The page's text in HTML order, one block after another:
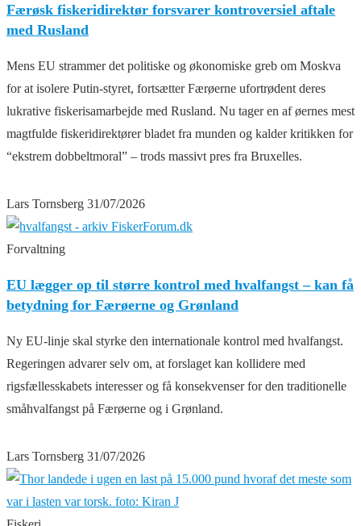
Færøsk fiskeridirektør forsvarer kontroversiel aftale
med Rusland
Mens EU strammer det politiske og økonomiske greb om Moskva
for at isolere Putin-styret, fortsætter Færøerne ufortrødent deres
lukrative fiskerisamarbejde med Rusland. Nu tager en af øernes mest
magtfulde fiskeridirektører bladet fra munden og kalder kritikken for
“ekstrem dobbeltmoral” – trods massivt pres fra Bruxelles.
Lars Tornsberg 31/07/2026
Forvaltning
EU lægger op til større kontrol med hvalfangst – kan få
betydning for Færøerne og Grønland
Ny EU-linje skal styrke den internationale kontrol med hvalfangst.
Regeringen advarer selv om, at forslaget kan kollidere med
rigsfællesskabets interesser og få konsekvenser for den traditionelle
småhvalfangst på Færøerne og i Grønland.
Lars Tornsberg 31/07/2026